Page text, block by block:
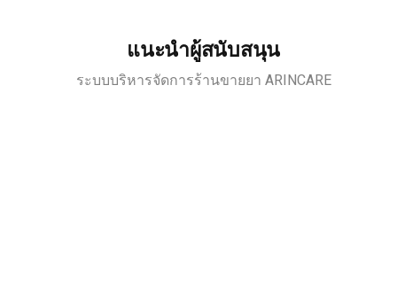
แนะนำผู้สนับสนุน
ระบบบริหารจัดการร้านขายยา ARINCARE